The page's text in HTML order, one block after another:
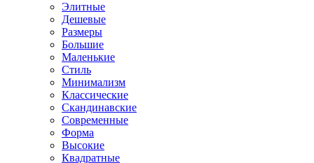
Элитные
Дешевые
Размеры
Большие
Маленькие
Стиль
Минимализм
Классические
Скандинавские
Современные
Форма
Высокие
Квадратные